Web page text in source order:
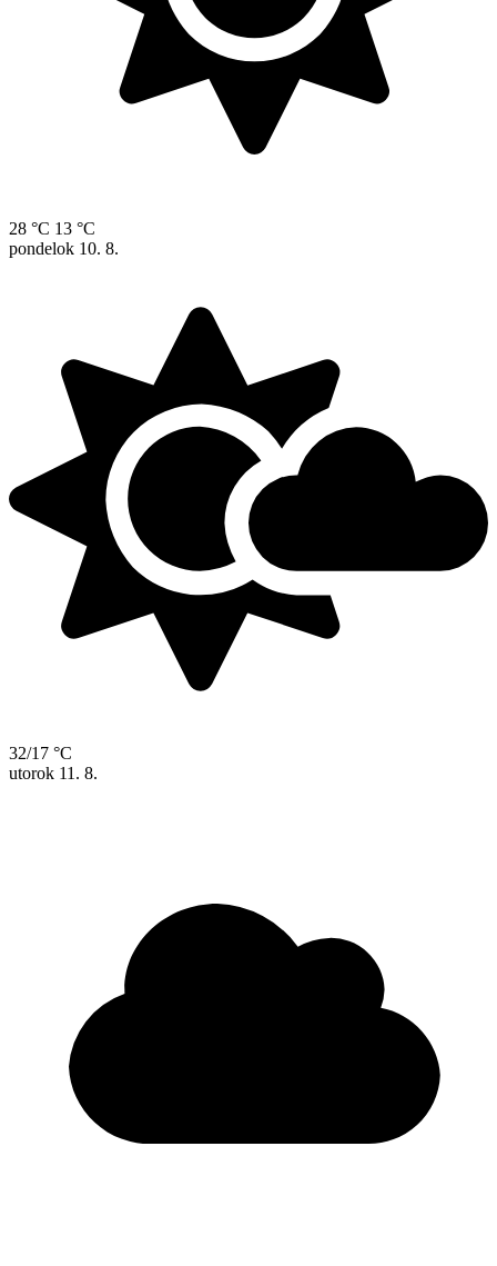
28 °C 13 °C
pondelok 10. 8.
32/17 °C
utorok 11. 8.